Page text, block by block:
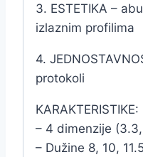
3. ESTETIKA –
izlaznim profilima
4.
protokoli
KARAKTERISTIKE:
– 4 dimenzije
– Dužine 8, 10,